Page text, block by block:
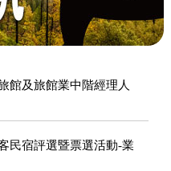
館及旅館業中階經理人
民宿評選暨票選活動-業